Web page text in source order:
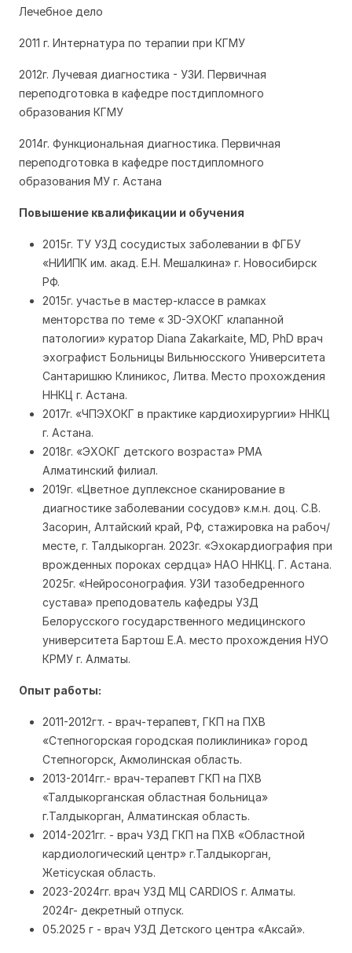
Лечебное дело
2011 г. Интернатура по терапии при КГМУ
2012г. Лучевая диагностика - УЗИ. Первичная
переподготовка в кафедре постдипломного
образования КГМУ
2014г. Функциональная диагностика. Первичная
переподготовка в кафедре постдипломного
образования МУ г. Астана
Повышение квалификации и обучения
2015г. ТУ УЗД сосудистых заболевании в ФГБУ
«НИИПК им. акад. Е.Н. Мешалкина» г. Новосибирск
РФ.
2015г. участье в мастер-классе в рамках
менторства по теме « 3D-ЭХОКГ клапанной
патологии» куратор Diana Zakarkaite, MD, PhD врач
эхографист Больницы Вильнюсского Университета
Сантаришкю Клиникос, Литва. Место прохождения
ННКЦ г. Астана.
2017г. «ЧПЭХОКГ в практике кардиохирургии» ННКЦ
г. Астана.
2018г. «ЭХОКГ детского возраста» РМА
Алматинский филиал.
2019г. «Цветное дуплексное сканирование в
диагностике заболевании сосудов» к.м.н. доц. С.В.
Засорин, Алтайский край, РФ, стажировка на рабоч/
месте, г. Талдыкорган. 2023г. «Эхокардиография при
врожденных пороках сердца» НАО ННКЦ. Г. Астана.
2025г. «Нейросонография. УЗИ тазобедренного
сустава» преподователь кафедры УЗД
Белорусского государственного медицинского
университета Бартош Е.А. место прохождения НУО
КРМУ г. Алматы.
Опыт работы:
2011-2012гт. - врач-терапевт, ГКП на ПХВ
«Степногорская городская поликлиника» город
Степногорск, Акмолинская область.
2013-2014гг.- врач-терапевт ГКП на ПХВ
«Талдыкорганская областная больница»
г.Талдыкорган, Алматинская область.
2014-2021гг. - врач УЗД ГКП на ПХВ «Областной
кардиологический центр» г.Талдыкорган,
Жетісуская область.
2023-2024гг. врач УЗД МЦ CARDIOS г. Алматы.
2024г- декретный отпуск.
05.2025 г - врач УЗД Детского центра «Аксай».